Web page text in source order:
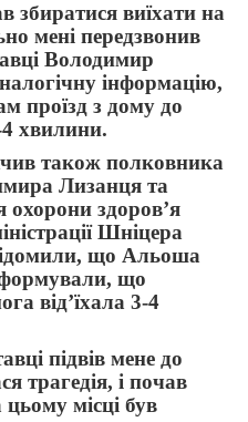
збиратися виїхати на
мені передзвонив
Володимир
інформацію,
проїзд з дому до
4 хвилини.
також полковника
Лизанця та
охорони здоров’я
Шніцера
що Альоша
що
від’їхала 3-4
підвів мене до
трагедія, і почав
місці був